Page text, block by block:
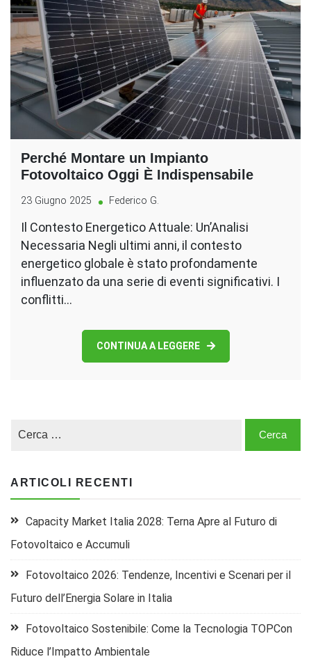
Perché Montare un Impianto
Fotovoltaico Oggi È Indispensabile
23 Giugno 2025 Federico G.
Il Contesto Energetico Attuale: Un’Analisi
Necessaria Negli ultimi anni, il contesto
energetico globale è stato profondamente
influenzato da una serie di eventi significativi. I
conflitti…
CONTINUA A LEGGERE
ARTICOLI RECENTI
Capacity Market Italia 2028: Terna Apre al Futuro di
Fotovoltaico e Accumuli
Fotovoltaico 2026: Tendenze, Incentivi e Scenari per il
Futuro dell’Energia Solare in Italia
Fotovoltaico Sostenibile: Come la Tecnologia TOPCon
Riduce l’Impatto Ambientale